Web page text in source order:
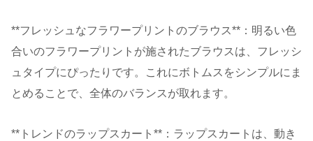
**フレッシュなフラワープリントのブラウス**：明るい色
合いのフラワープリントが施されたブラウスは、フレッシ
ュタイプにぴったりです。これにボトムスをシンプルにま
とめることで、全体のバランスが取れます。
**トレンドのラップスカート**：ラップスカートは、動き